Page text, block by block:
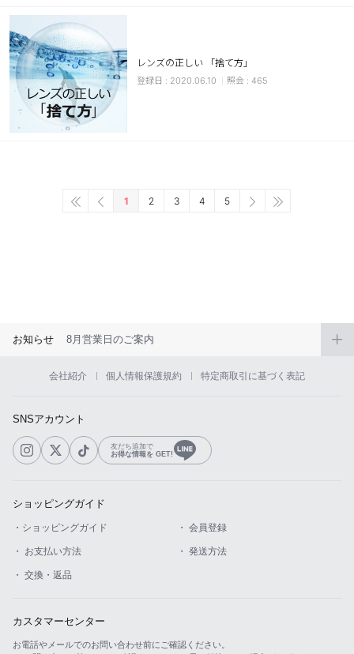
レンズの正しい 「捨て方」
2020.06.10 465
1 2 3 4 5
お知らせ 8月営業日のご案内
会社紹介 個人情報保護規約 特定商取引に基づく表記
SNSアカウント
友だち追加で
お得な情報を GET!
ショッピングガイド
・ショッピングガイド ・ 会員登録
・ お支払い方法 ・ 発送方法
・ 交換・返品
カスタマーセンター
お電話やメールでのお問い合わせ前にご確認ください。